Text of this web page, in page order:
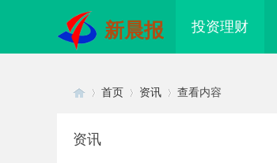
新晨报 投资理财
首页 资讯 查看内容
资讯